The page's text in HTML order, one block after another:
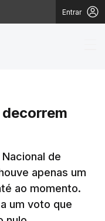
Entrar
de
apenas um
ao momento.
um voto que